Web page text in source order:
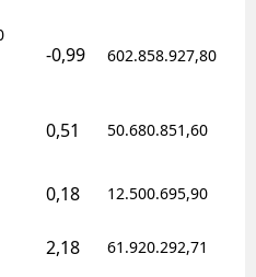
-0,99 602.858.927,80
0,51 50.680.851,60
0,18 12.500.695,90
2,18 61.920.292,71